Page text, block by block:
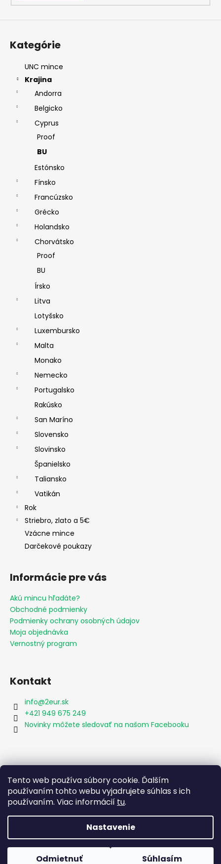
Tento web používa súbory cookie. Ďalším
používaním tohto webu vyjadrujete súhlas s ich
používaním. Viac informácií tu.
Nastavenie
Odmietnuť Súhlasím
Kategórie
UNC mince
Krajina
Andorra
Belgicko
Cyprus
Proof
BU
Estónsko
Fínsko
Francúzsko
Grécko
Holandsko
Chorvátsko
Proof
BU
Írsko
Litva
Lotyšsko
Luxembursko
Malta
Monako
Nemecko
Portugalsko
Rakúsko
San Maríno
Slovensko
Slovinsko
Španielsko
Taliansko
Vatikán
Rok
Striebro, zlato a 5€
Vzácne mince
Darčekové poukazy
Informácie pre vás
Akú mincu hľadáte?
Obchodné podmienky
Podmienky ochrany osobných údajov
Moja objednávka
Vernostný program
Kontakt
info@2eur.sk
+421 949 675 249
Novinky môžete sledovať na našom Facebooku
Vytvoril Shoptet
Copyright 20262eur.sk . Všetky práva vyhradené.